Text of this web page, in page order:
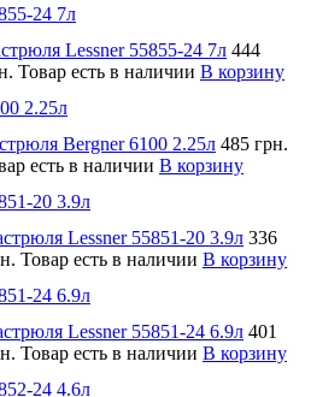
24 7л
Lessner 55855-24 7л 444
Товар есть в наличии В корзину
2.25л
Bergner 6100 2.25л 485 грн.
есть в наличии В корзину
20 3.9л
Lessner 55851-20 3.9л 336
Товар есть в наличии В корзину
24 6.9л
Lessner 55851-24 6.9л 401
Товар есть в наличии В корзину
24 4.6л